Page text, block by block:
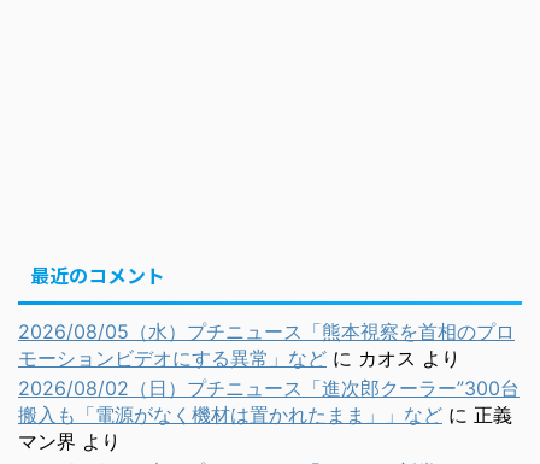
最近のコメント
2026/08/05（水）プチニュース「熊本視察を首相のプロ
モーションビデオにする異常」など に カオス より
2026/08/02（日）プチニュース「進次郎クーラー”300台
搬入も「電源がなく機材は置かれたまま」」など に 正義
マン界 より